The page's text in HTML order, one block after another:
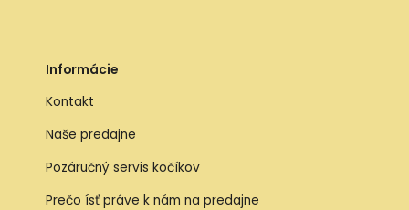
Informácie
Kontakt
Naše predajne
Pozáručný servis kočíkov
Prečo ísť práve k nám na predajne